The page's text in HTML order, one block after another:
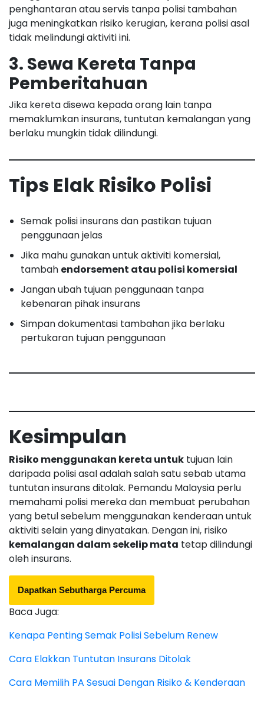
penghantaran atau servis tanpa polisi tambahan
juga meningkatkan risiko kerugian, kerana polisi asal
tidak melindungi aktiviti ini.
3. Sewa Kereta Tanpa
Pemberitahuan
Jika kereta disewa kepada orang lain tanpa
memaklumkan insurans, tuntutan kemalangan yang
berlaku mungkin tidak dilindungi.
Tips Elak Risiko Polisi
Semak polisi insurans dan pastikan tujuan
penggunaan jelas
Jika mahu gunakan untuk aktiviti komersial,
tambah endorsement atau polisi komersial
Jangan ubah tujuan penggunaan tanpa
kebenaran pihak insurans
Simpan dokumentasi tambahan jika berlaku
pertukaran tujuan penggunaan
Kesimpulan
Risiko menggunakan kereta untuk tujuan lain
daripada polisi asal adalah salah satu sebab utama
tuntutan insurans ditolak. Pemandu Malaysia perlu
memahami polisi mereka dan membuat perubahan
yang betul sebelum menggunakan kenderaan untuk
aktiviti selain yang dinyatakan. Dengan ini, risiko
kemalangan dalam sekelip mata tetap dilindungi
oleh insurans.
Dapatkan Sebutharga Percuma
Baca Juga:
Kenapa Penting Semak Polisi Sebelum Renew
Cara Elakkan Tuntutan Insurans Ditolak
Cara Memilih PA Sesuai Dengan Risiko & Kenderaan